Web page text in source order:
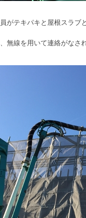
がテキパキと屋根スラブ
無線を用いて連絡がなさ